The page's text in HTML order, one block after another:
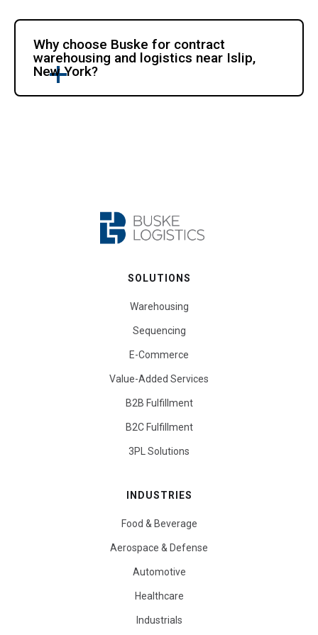
Why choose Buske for contract
warehousing and logistics near Islip,
New York?
SOLUTIONS
Warehousing
Sequencing
E-Commerce
Value-Added Services
B2B Fulfillment
B2C Fulfillment
3PL Solutions
INDUSTRIES
Food & Beverage
Aerospace & Defense
Automotive
Healthcare
Industrials